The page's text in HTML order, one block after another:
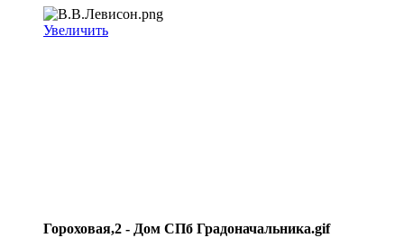
Увеличить
Гороховая,2 - Дом СПб Градоначальника.gif